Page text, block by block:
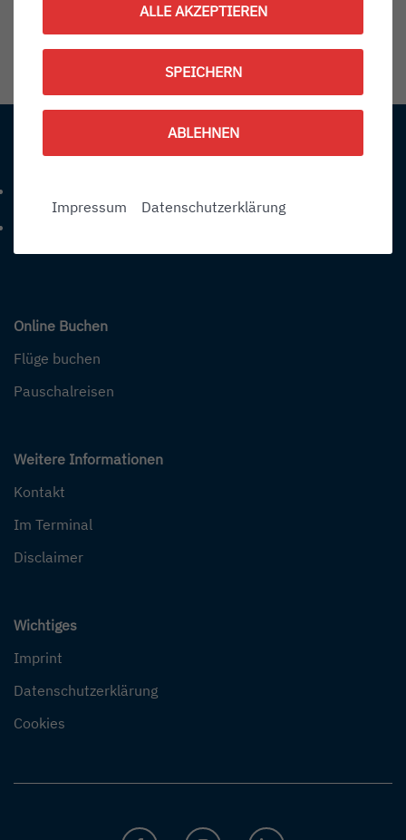
Kontakt
Telefonnummer: 4 9 0 7 5 4 1 2 8 4 0
Online Buchen
Flüge buchen
Pauschalreisen
Weitere Informationen
Kontakt
Im Terminal
Disclaimer
Wichtiges
Imprint
Datenschutzerklärung
Cookies
ALLE AKZEPTIEREN
SPEICHERN
ABLEHNEN
Impressum Datenschutzerklärung